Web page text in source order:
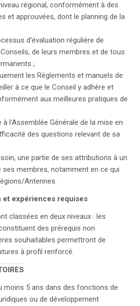
régional, conformément à des
et approuvées, dont le planning de la
d'évaluation régulière de
de leurs membres et de tous
;
les Règlements et manuels de
à ce que le Conseil y adhère et
aux meilleures pratiques de
à l'Assemblée Générale de la mise en
des questions relevant de sa
une partie de ses attributions à un
ses membres, notamment en ce qui
Antennes.
et expériences requises
classées en deux niveaux : les
des prérequis non
souhaitables permettront de
à profil renforcé.
moins 5 ans dans des fonctions de
ou de développement